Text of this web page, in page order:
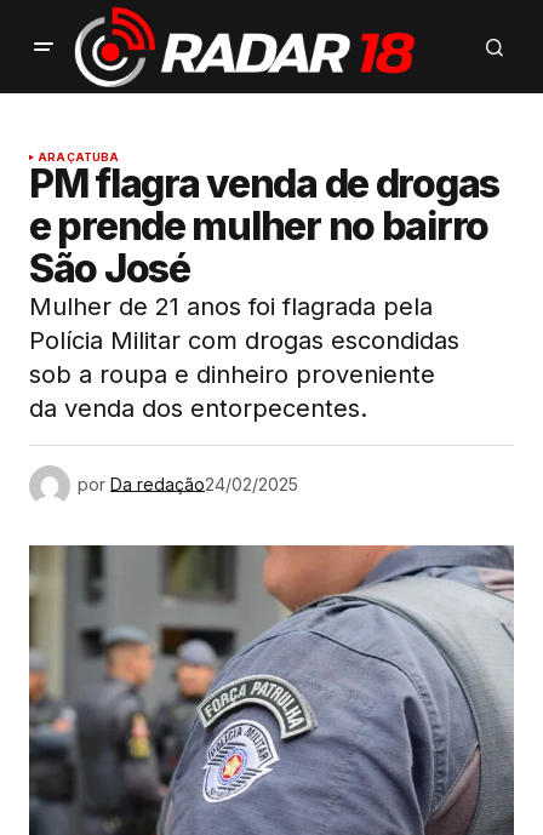
ARAÇATUBA
PM flagra venda de drogas
e prende mulher no bairro
São José
Mulher de 21 anos foi flagrada pela
Polícia Militar com drogas escondidas
sob a roupa e dinheiro proveniente
da venda dos entorpecentes.
por Da redação24/02/2025